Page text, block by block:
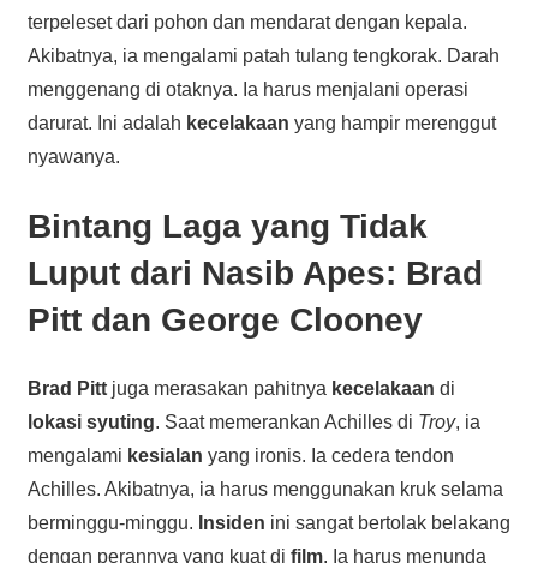
terpeleset dari pohon dan mendarat dengan kepala.
Akibatnya, ia mengalami patah tulang tengkorak. Darah
menggenang di otaknya. Ia harus menjalani operasi
darurat. Ini adalah kecelakaan yang hampir merenggut
nyawanya.
Bintang Laga yang Tidak
Luput dari Nasib Apes: Brad
Pitt dan George Clooney
Brad Pittjuga merasakan pahitnya kecelakaan di
lokasi syuting. Saat memerankan Achilles di Troy, ia
mengalami kesialan yang ironis. Ia cedera tendon
Achilles. Akibatnya, ia harus menggunakan kruk selama
berminggu-minggu. Insiden ini sangat bertolak belakang
dengan perannya yang kuat di film. Ia harus menunda